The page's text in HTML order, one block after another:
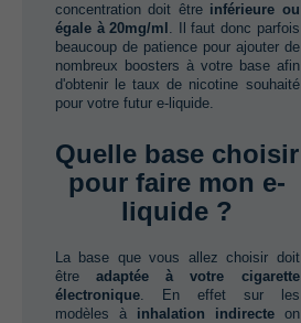
concentration doit être‭ ‬ inférieure ou
égale à‭ ‬20mg/ml .‭ ‬Il faut donc parfois
beaucoup de patience pour ajouter de
nombreux boosters à votre base afin
d'obtenir le taux de nicotine souhaité
pour votre futur e-liquide.
Quelle base choisir
pour faire mon e-
liquide ?
La base que vous allez choisir doit
être‭ ‬adaptée à votre cigarette
électronique.‭ ‬En effet sur les
modèles à‭ ‬ inhalation indirecteon